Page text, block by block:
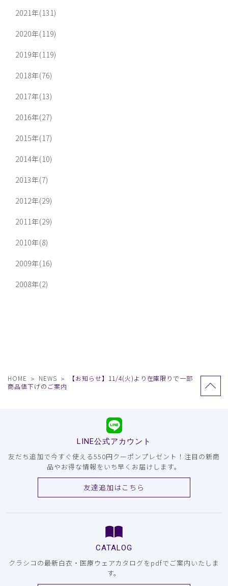
2021年(131)
2020年(119)
2019年(119)
2018年(76)
2017年(13)
2016年(27)
2015年(17)
2014年(10)
2013年(7)
2012年(29)
2011年(29)
2010年(8)
2009年(16)
2008年(2)
HOME NEWS
【お知らせ】11/4(火)より在庫限りで一部
商品値下げのご案内
LINE公式アカウント
友だち追加で今すぐ使える550円クーポンプレゼント！注目の新商
品やお得な情報をいち早くお届けします。
友達追加はこちら
CATALOG
クラシコの最新白衣・医療ウェアカタログをpdfでご案内いたしま
す。